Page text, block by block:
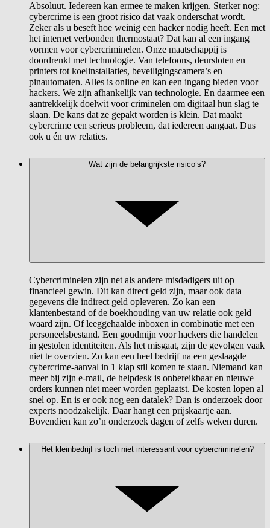
Absoluut. Iedereen kan ermee te maken krijgen. Sterker nog:
cybercrime is een groot risico dat vaak onderschat wordt.
Zeker als u beseft hoe weinig een hacker nodig heeft. Een met
het internet verbonden thermostaat? Dat kan al een ingang
vormen voor cybercriminelen. Onze maatschappij is
doordrenkt met technologie. Van telefoons, deursloten en
printers tot koelinstallaties, beveiligingscamera’s en
pinautomaten. Alles is online en kan een ingang bieden voor
hackers. We zijn afhankelijk van technologie. En daarmee een
aantrekkelijk doelwit voor criminelen om digitaal hun slag te
slaan. De kans dat ze gepakt worden is klein. Dat maakt
cybercrime een serieus probleem, dat iedereen aangaat. Dus
ook u én uw relaties.
Wat zijn de belangrijkste risico’s?
Cybercriminelen zijn net als andere misdadigers uit op
financieel gewin. Dit kan direct geld zijn, maar ook data –
gegevens die indirect geld opleveren. Zo kan een
klantenbestand of de boekhouding van uw relatie ook geld
waard zijn. Of leeggehaalde inboxen in combinatie met een
personeelsbestand. Een goudmijn voor hackers die handelen
in gestolen identiteiten. Als het misgaat, zijn de gevolgen vaak
niet te overzien. Zo kan een heel bedrijf na een geslaagde
cybercrime-aanval in 1 klap stil komen te staan. Niemand kan
meer bij zijn e-mail, de helpdesk is onbereikbaar en nieuwe
orders kunnen niet meer worden geplaatst. De kosten lopen al
snel op. En is er ook nog een datalek? Dan is onderzoek door
experts noodzakelijk. Daar hangt een prijskaartje aan.
Bovendien kan zo’n onderzoek dagen of zelfs weken duren.
Het kleinbedrijf is toch niet interessant voor cybercriminelen?